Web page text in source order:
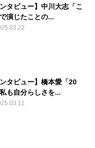
ンタビュー】中川大志「こ
演じたことの...
ンタビュー】橋本愛「20
も自分らしさを...